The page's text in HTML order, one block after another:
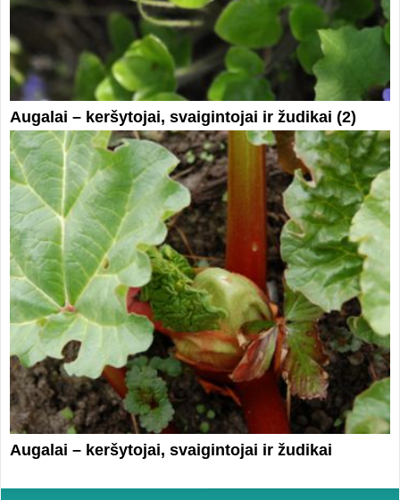
Augalai – keršytojai, svaigintojai ir žudikai (2)
Augalai – keršytojai, svaigintojai ir žudikai